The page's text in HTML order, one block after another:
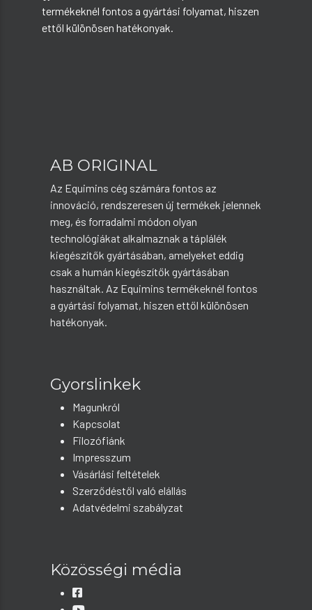
termékeknél fontos a gyártási folyamat, hiszen
ettől különösen hatékonyak.
AB ORIGINAL
Az Equimins cég számára fontos az
innováció, rendszeresen új termékek jelennek
meg, és forradalmi módon olyan
technológiákat alkalmaznak a táplálék
kiegészítők gyártásában, amelyeket eddig
csak a humán kiegészítők gyártásában
használtak. Az Equimins termékeknél fontos
a gyártási folyamat, hiszen ettől különösen
hatékonyak.
Gyorslinkek
Magunkról
Kapcsolat
Filozófiánk
Impresszum
Vásárlási feltételek
Szerződéstől való elállás
Adatvédelmi szabályzat
Közösségi média